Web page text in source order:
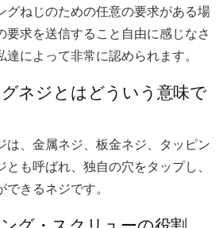
グねじのための任意の要求がある場
要求を送信すること自由に感じなさ
によって非常に認められます。
ネジとはどういう意味で
は、金属ネジ、板金ネジ、タッピン
も呼ばれ、独自の穴をタップし、
きるネジです。